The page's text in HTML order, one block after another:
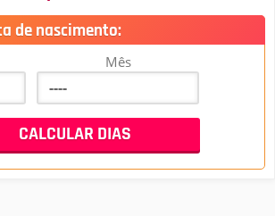
de nascimento:
Mês